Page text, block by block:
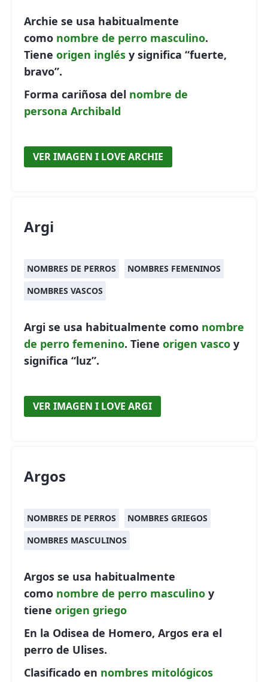
Archie se usa habitualmente
como nombre de perro masculino.
Tiene origen inglés y significa “fuerte,
bravo”.
Forma cariñosa del nombre de
persona Archibald
VER IMAGEN I LOVE ARCHIE
Argi
NOMBRES DE PERROS
NOMBRES FEMENINOS
NOMBRES VASCOS
Argi se usa habitualmente como nombre
de perro femenino. Tiene origen vasco y
significa “luz”.
VER IMAGEN I LOVE ARGI
Argos
NOMBRES DE PERROS
NOMBRES GRIEGOS
NOMBRES MASCULINOS
Argos se usa habitualmente
como nombre de perro masculino y
tiene origen griego
En la Odisea de Homero, Argos era el
perro de Ulises.
Clasificado en nombres mitológicos